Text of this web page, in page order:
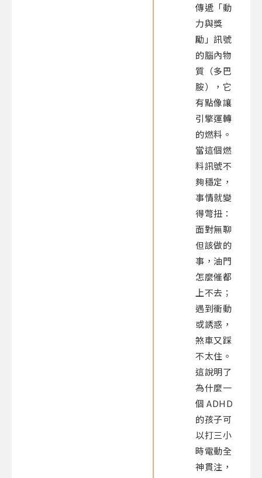
傳遞「動
力與獎
勵」訊號
的腦內物
質（多巴
胺），它
有點像讓
引擎運轉
的燃料。
當這個燃
料訊號不
夠穩定，
事情就變
得彆扭：
面對無聊
但該做的
事，油門
怎麼催都
上不去；
遇到衝動
或誘惑，
煞車又踩
不太住。
這說明了
為什麼一
個 ADHD
的孩子可
以打三小
時電動全
神貫注，